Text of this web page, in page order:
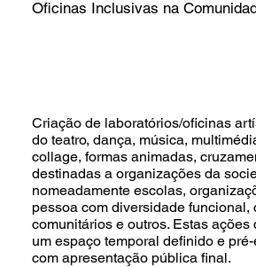
Oficinas Inclusivas na
Criação de laboratórios/oficinas
do teatro, dança, música,
collage, formas animadas,
destinadas a organizações da
nomeadamente escolas,
pessoa com diversidade funcional,
comunitários e outros. Estas ações
um espaço temporal definido e
com apresentação pública final.